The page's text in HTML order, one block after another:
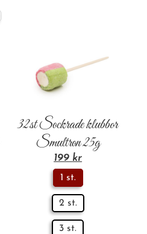
32st Sockrade klubbor
Smultron 25g
199 kr
1 st.
2 st.
3 st.